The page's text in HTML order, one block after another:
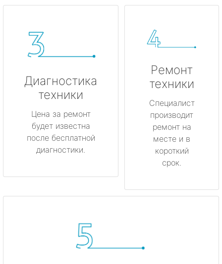
Диагностика
техники
Цена за ремонт
будет известна
после бесплатной
диагностики.
Ремонт
техники
Специалист
производит
ремонт на
месте и в
короткий
срок.